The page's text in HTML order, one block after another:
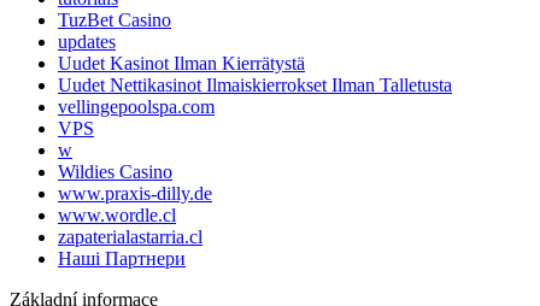
TuzBet Casino
updates
Uudet Kasinot Ilman Kierrätystä
Uudet Nettikasinot Ilmaiskierrokset Ilman Talletusta
vellingepoolspa.com
VPS
w
Wildies Casino
www.praxis-dilly.de
www.wordle.cl
zapaterialastarria.cl
Наші Партнери
Základní informace